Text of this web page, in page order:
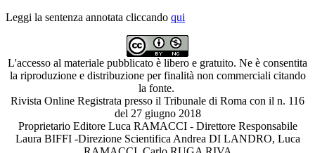
Leggi la sentenza annotata cliccando qui
L'accesso al materiale pubblicato è libero e gratuito. Ne è consentita
la riproduzione e distribuzione per finalità non commerciali citando
la fonte.
Rivista Online Registrata presso il Tribunale di Roma con il n. 116
del 27 giugno 2018
Proprietario Editore Luca RAMACCI - Direttore Responsabile
Laura BIFFI -Direzione Scientifica Andrea DI LANDRO, Luca